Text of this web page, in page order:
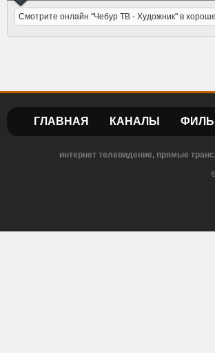
Смотрите онлайн "Чебур ТВ - Художник" в
ГЛАВНАЯ КАНАЛЫ
интернет телевидение, прямые